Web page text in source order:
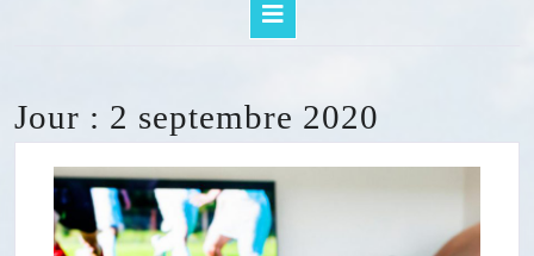
Jour : 2 septembre 2020